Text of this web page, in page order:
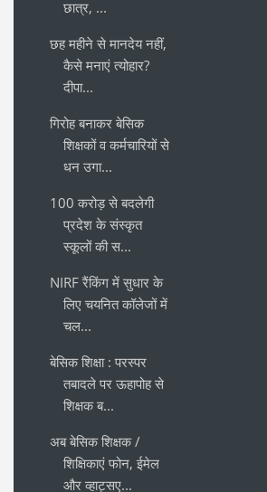
छात्र, ...
छह महीने से मानदेय नहीं,
कैसे मनाएं त्योहार?
दीपा...
गिरोह बनाकर बेसिक
शिक्षकों व कर्मचारियों से
धन उगा...
100 करोड़ से बदलेगी
प्रदेश के संस्कृत
स्कूलों की स...
NIRF रैंकिंग में सुधार के
लिए चयनित कॉलेजों में
चल...
बेसिक शिक्षा : परस्पर
तबादले पर ऊहापोह से
शिक्षक ब...
अब बेसिक शिक्षक /
शिक्षिकाएं फोन, ईमेल
और व्हाट्सए...